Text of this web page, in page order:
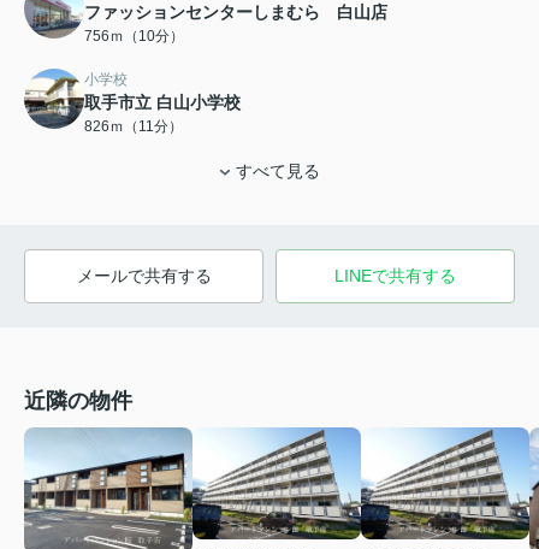
ファッションセンターしまむら 白山店
756ｍ（10分）
小学校
取手市立 白山小学校
826ｍ（11分）
すべて見る
メールで共有する LINEで共有する
近隣の物件